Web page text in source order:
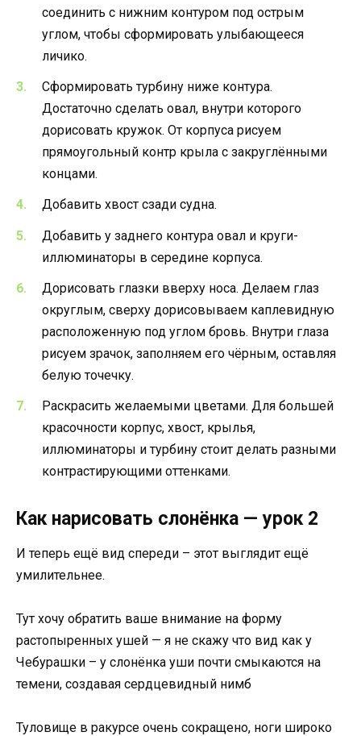
соединить с нижним контуром под острым
углом, чтобы сформировать улыбающееся
личико.
Сформировать турбину ниже контура.
Достаточно сделать овал, внутри которого
дорисовать кружок. От корпуса рисуем
прямоугольный контр крыла с закруглёнными
концами.
Добавить хвост сзади судна.
Добавить у заднего контура овал и круги-
иллюминаторы в середине корпуса.
Дорисовать глазки вверху носа. Делаем глаз
округлым, сверху дорисовываем каплевидную
расположенную под углом бровь. Внутри глаза
рисуем зрачок, заполняем его чёрным, оставляя
белую точечку.
Раскрасить желаемыми цветами. Для большей
красочности корпус, хвост, крылья,
иллюминаторы и турбину стоит делать разными
контрастирующими оттенками.
Как нарисовать слонёнка — урок 2
И теперь ещё вид спереди – этот выглядит ещё
умилительнее.
Тут хочу обратить ваше внимание на форму
растопыренных ушей — я не скажу что вид как у
Чебурашки – у слонёнка уши почти смыкаются на
темени, создавая сердцевидный нимб
Туловище в ракурсе очень сокращено, ноги широко